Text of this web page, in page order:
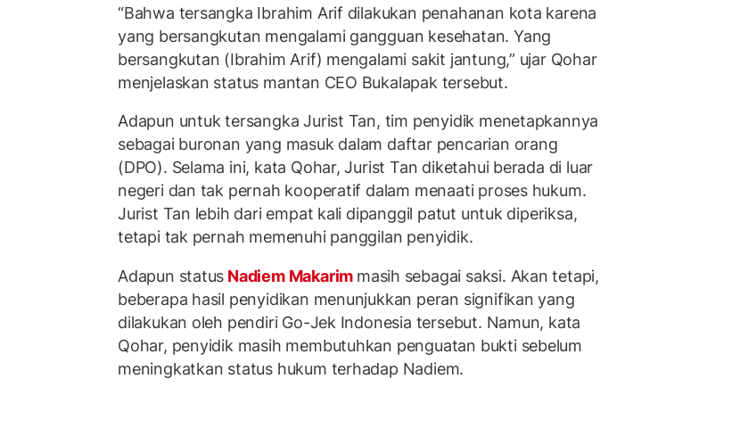
“Bahwa tersangka Ibrahim Arif dilakukan penahanan kota karena
yang bersangkutan mengalami gangguan kesehatan. Yang
bersangkutan (Ibrahim Arif) mengalami sakit jantung,” ujar Qohar
menjelaskan status mantan CEO Bukalapak tersebut.
Adapun untuk tersangka Jurist Tan, tim penyidik menetapkannya
sebagai buronan yang masuk dalam daftar pencarian orang
(DPO). Selama ini, kata Qohar, Jurist Tan diketahui berada di luar
negeri dan tak pernah kooperatif dalam menaati proses hukum.
Jurist Tan lebih dari empat kali dipanggil patut untuk diperiksa,
tetapi tak pernah memenuhi panggilan penyidik.
Adapun status Nadiem Makarim masih sebagai saksi. Akan tetapi,
beberapa hasil penyidikan menunjukkan peran signifikan yang
dilakukan oleh pendiri Go-Jek Indonesia tersebut. Namun, kata
Qohar, penyidik masih membutuhkan penguatan bukti sebelum
meningkatkan status hukum terhadap Nadiem.